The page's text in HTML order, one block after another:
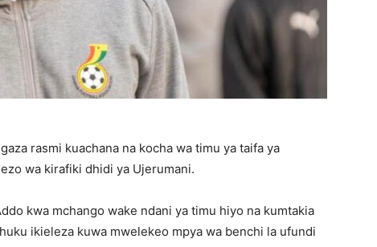
rasmi kuachana na kocha wa timu ya taifa ya
wa kirafiki dhidi ya Ujerumani.
kwa mchango wake ndani ya timu hiyo na kumtakia
ikieleza kuwa mwelekeo mpya wa benchi la ufundi